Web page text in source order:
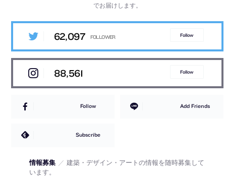
でお届けします。
62,097 Follow
88,561 Follow
Follow Add Friends
Subscribe
情報募集 ／ 建築・デザイン・アートの情報を随時募集して
います。